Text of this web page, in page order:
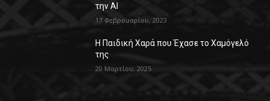
την AI
17 Φεβρουαρίου, 2023
Η Παιδική Χαρά που Έχασε το Χαμόγελό
της
20 Μαρτίου, 2025